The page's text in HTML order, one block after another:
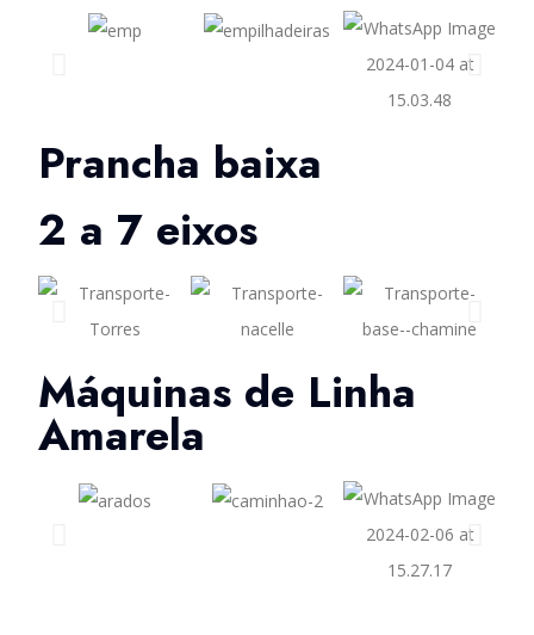
Prancha baixa
2 a 7 eixos
Máquinas de Linha
Amarela